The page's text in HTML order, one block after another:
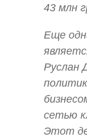
43 млн
Еще
Руслан
сетью
Этот